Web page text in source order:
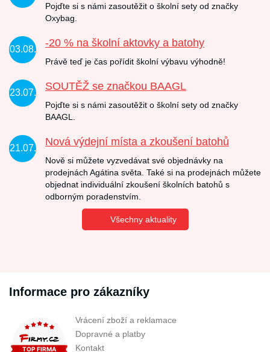
Pojďte si s námi zasoutěžit o školní sety od značky
Oxybag.
03.08.
-20 % na školní aktovky a batohy
Právě teď je čas pořídit školní výbavu výhodně!
23.07.
SOUTĚŽ se značkou BAAGL
Pojďte si s námi zasoutěžit o školní sety od značky
BAAGL.
21.07.
Nová výdejní místa a zkoušení batohů
Nově si můžete vyzvedávat své objednávky na
prodejnách Agátina světa. Také si na prodejnách můžete
objednat individuální zkoušení školních batohů s
odborným poradenstvím.
Všechny aktuality
Informace pro zákazníky
Vrácení zboží a reklamace
Dopravné a platby
Kontakt